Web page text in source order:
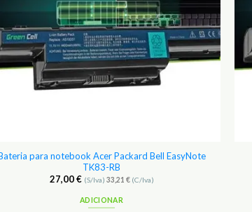
para notebook Acer Packard Bell EasyNote
TK83-RB
27,00€ (S/Iva) 33,21 €(C/Iva)
ADICIONAR